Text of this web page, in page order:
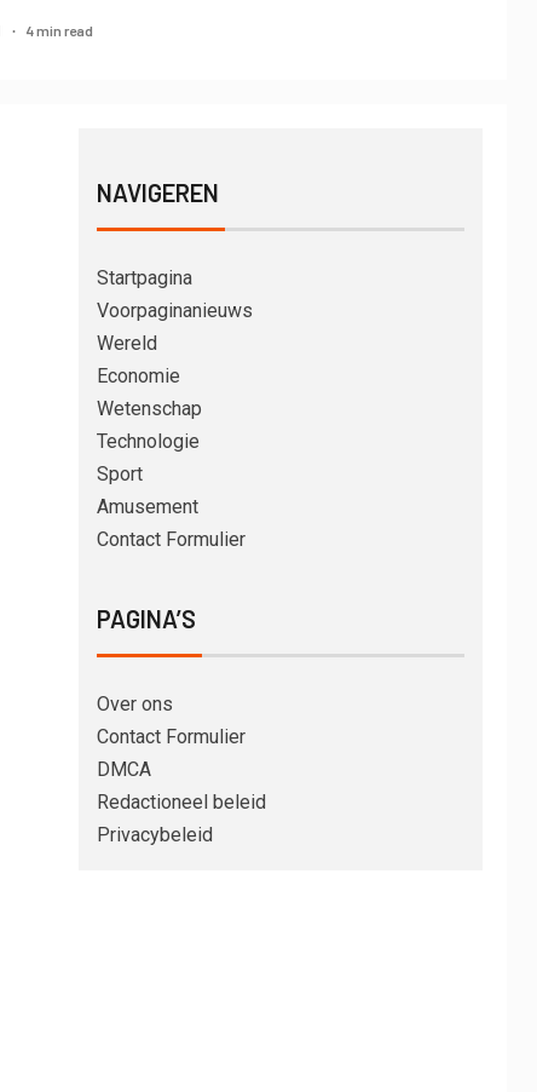
4 min read
NAVIGEREN
Startpagina
Voorpaginanieuws
Wereld
Economie
Wetenschap
Technologie
Sport
Amusement
Contact Formulier
PAGINA’S
Over ons
Contact Formulier
DMCA
Redactioneel beleid
Privacybeleid